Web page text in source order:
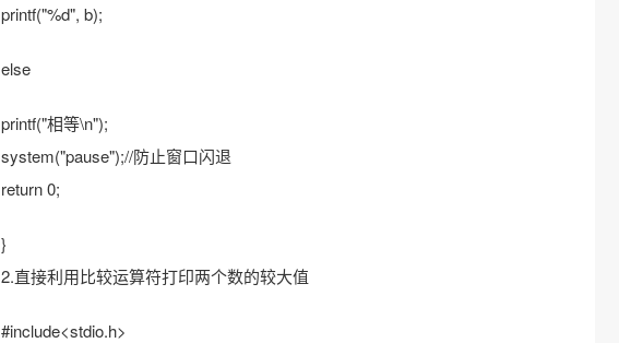
printf("%d", b);
else
printf("相等\n");
system("pause");//防止窗口闪退
return 0;
}
2.直接利用比较运算符打印两个数的较大值
#include<stdio.h>